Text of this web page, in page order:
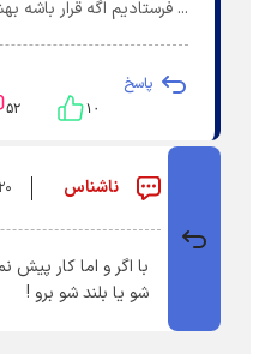
... فرستادیم اگه قرار باشه
پاسخ
۱۰ ۵۲
ناشناس
با اگر و اما کار پیش
شو یا بلند شو برو !